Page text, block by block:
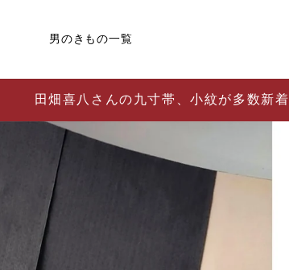
男のきもの一覧
田畑喜八さんの九寸帯、小紋が多数新着